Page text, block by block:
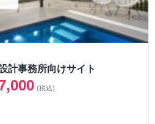
計事務所向けサイト
(税込)